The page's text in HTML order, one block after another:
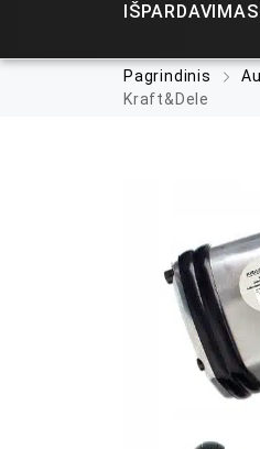
Pagrindinis
Kraft&Dele